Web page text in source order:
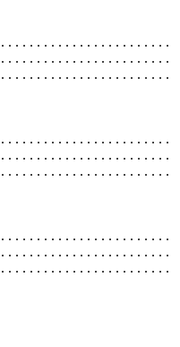
. . . . . . . . . . . . . . . . . . . . . . .
. . . . . . . . . . . . . . . . . . . . . . .
. . . . . . . . . . . . . . . . . . . . . . .
. . . . . . . . . . . . . . . . . . . . . . .
. . . . . . . . . . . . . . . . . . . . . . .
. . . . . . . . . . . . . . . . . . . . . . .
. . . . . . . . . . . . . . . . . . . . . . .
. . . . . . . . . . . . . . . . . . . . . . .
. . . . . . . . . . . . . . . . . . . . . . .